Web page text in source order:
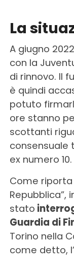
La
A giugno
con la
di rinnovo. Il
è quindi
potuto
ore stanno
scottanti
consensuale
ex numero 10.
Come riporta
Repubblica”,
stato
Guardia di
Torino nella
come detto,